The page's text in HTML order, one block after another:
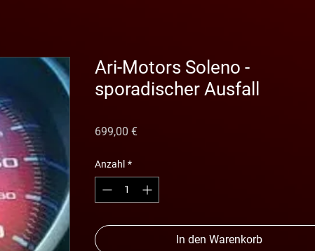
Ari-Motors Soleno -
sporadischer Ausfall
699,00 €Preis
Anzahl *
In den Warenkorb